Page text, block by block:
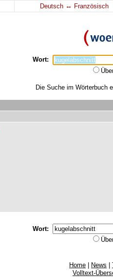
Deutsch ↔ Französisch
Wort:
Die Suche im Wörterbuch
Wort:
Home News
Volltext-